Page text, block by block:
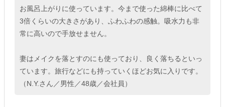
お風呂上がりに使っています。今まで使った綿棒に比べて
3倍くらいの大きさがあり、ふわふわの感触。吸水力も非
常に高いので手放せません。
妻はメイクを落とすのにも使っており、良く落ちるといっ
ています。旅行などにも持っていくほどお気に入りです。
（N.Y.さん／男性／48歳／会社員）